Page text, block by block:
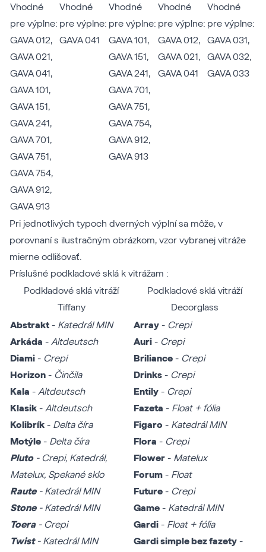
Vhodné
pre výplne:
GAVA 012,
GAVA 021 ,
GAVA 041 ,
GAVA 101 ,
GAVA 151 ,
GAVA 241 ,
GAVA 701 ,
GAVA 751 ,
GAVA 754,
GAVA 912,
GAVA 913
Vhodné
pre výplne:
GAVA 041
Vhodné
pre výplne:
GAVA 101 ,
GAVA 151 ,
GAVA 241 ,
GAVA 701 ,
GAVA 751 ,
GAVA 754,
GAVA 912,
GAVA 913
Vhodné
pre výplne:
GAVA 012,
GAVA 021 ,
GAVA 041
Vhodné
pre výplne:
GAVA 031 ,
GAVA 032,
GAVA 033
Pri jednotlivých typoch dverných výplní sa môže, v
porovnaní s ilustračným obrázkom, vzor vybranej vitráže
mierne odlišovať.
Príslušné podkladové sklá k vitrážam :
Podkladové sklá vitráží
Tiffany
Podkladové sklá vitráží
Decorglass
Abstrakt - Katedrál MIN
Arkáda - Altdeutsch
Diami - Crepi
Horizon - Činčila
Kala - Altdeutsch
Klasik - Altdeutsch
Kolibrík - Delta číra
Motýle - Delta číra
Pluto- Crepi, Katedrál,
Matelux, Spekané sklo
Raute- Katedrál MIN
Stone- Katedrál MIN
Toera- Crepi
Twist- Katedrál MIN
Array - Crepi
Auri - Crepi
Briliance - Crepi
Drinks - Crepi
Entily - Crepi
Fazeta - Float + fólia
Figaro - Katedrál MIN
Flora - Crepi
Flower - Matelux
Forum - Float
Future - Crepi
Game - Katedrál MIN
Gardi - Float + fólia
Gardi simple bez fazety -